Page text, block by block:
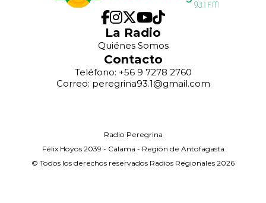
La Radio
Quiénes Somos
Contacto
Teléfono: +56 9 7278 2760
Correo: peregrina93.1@gmail.com
Radio Peregrina
Félix Hoyos 2039 - Calama - Región de Antofagasta
© Todos los derechos reservados Radios Regionales 2026